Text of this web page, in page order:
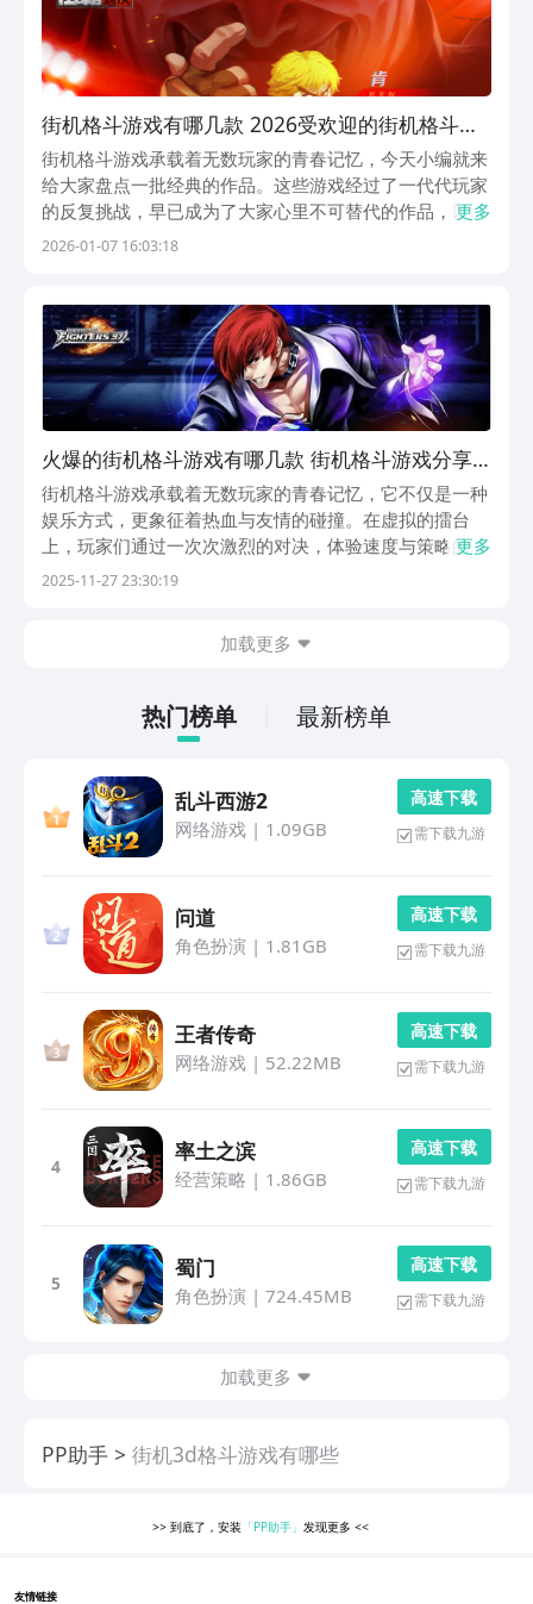
街机格斗游戏有哪几款 2026受欢迎的街机格斗游
戏下载
街机格斗游戏承载着无数玩家的青春记忆，今天小编就来
给大家盘点一批经典的作品。这些游戏经过了一代代玩家
的反复挑战，早已成为了大家心里不可替代的作品，以下
这5款作品都融入了对打的元素。大家可以在游戏中感受
情，...
更多
2026-01-07 16:03:18
火爆的街机格斗游戏有哪几款 街机格斗游戏分享
榜单2025
街机格斗游戏承载着无数玩家的青春记忆，它不仅是一种
娱乐方式，更象征着热血与友情的碰撞。在虚拟的擂台
上，玩家们通过一次次激烈的对决，体验速度与策略的较
量。今天就为大家盘点几款当下热门的街机格斗类手游，
更多
2025-11-27 23:30:19
加载更多
热门榜单 最新榜单
乱斗西游2
网络游戏| 1.09GB
高 速 下 载
需下载九游
问道
角色扮演 | 1.81GB
高 速 下 载
需下载九游
王者传奇
网络游戏| 52.22MB
高 速 下 载
需下载九游
4
率土之滨
经营策略 | 1.86GB
高 速 下 载
需下载九游
5
蜀门
角色扮演 | 724.45MB
高 速 下 载
需下载九游
加载更多
PP助手 街机3d格斗游戏有哪些
>> 到底了，安装 「PP助手」发现更多<<
友情链接